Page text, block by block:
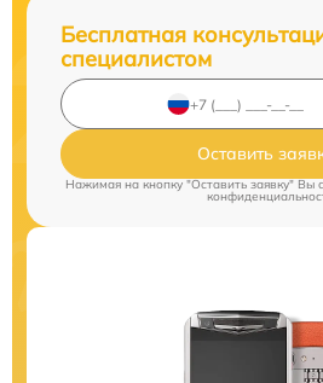
Бесплатная
специалистом
Оставить
Нажимая на кнопку "Оставить заявку" Вы